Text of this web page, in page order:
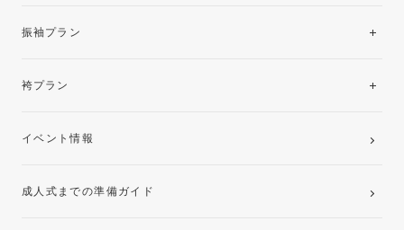
振袖プラン
レンタルプラン
袴プラン
卒業袴レンタルプラン
イベント情報
成人式までの準備ガイド